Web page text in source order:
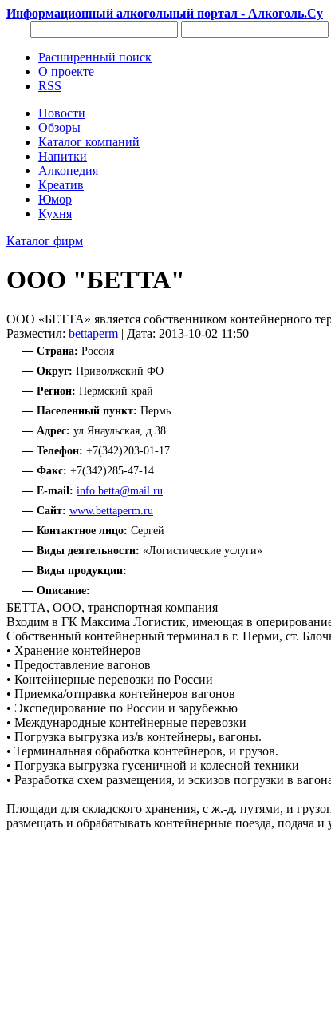
Информационный алкогольный портал - Алкоголь.Су
Расширенный поиск
О проекте
RSS
Новости
Обзоры
Каталог компаний
Напитки
Алкопедия
Креатив
Юмор
Кухня
Каталог фирм
ООО "БЕТТА"
ООО «БЕТТА» является собственником контейнерного
Разместил: bettaperm | Дата: 2013-10-02 11:50
— Страна: Россия
— Округ: Приволжский ФО
— Регион: Пермский край
— Населенный пункт: Пермь
— Адрес: ул.Янаульская, д.38
— Телефон: +7(342)203-01-17
— Факс: +7(342)285-47-14
— E-mail: info.betta@mail.ru
— Сайт: www.bettaperm.ru
— Контактное лицо: Сергей
— Виды деятельности: «Логистические услуги»
— Виды продукции:
— Описание:
БЕТТА, ООО, транспортная компания
Входим в ГК Максима Логистик, имеющая в оперирование
Собственный контейнерный терминал в г. Перми, ст.
• Хранение контейнеров
• Предоставление вагонов
• Контейнерные перевозки по России
• Приемка/отправка контейнеров вагонов
• Экспедирование по России и зарубежью
• Международные контейнерные перевозки
• Погрузка выгрузка из/в контейнеры, вагоны.
• Терминальная обработка контейнеров, и грузов.
• Погрузка выгрузка гусеничной и колесной техники
• Разработка схем размещения, и эскизов погрузки в
Площади для складского хранения, с ж.-д. путями, и
размещать и обрабатывать контейнерные поезда, подача и